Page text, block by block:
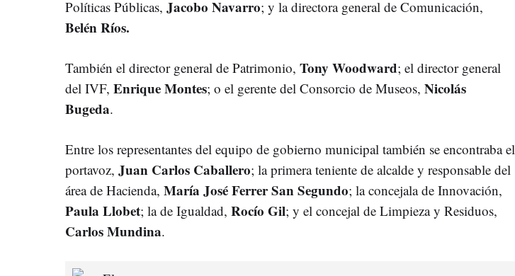
Políticas Públicas, Jacobo Navarro; y la directora general de Comunicación,
Belén Ríos.
También el director general de Patrimonio, Tony Woodward; el director general
del IVF, Enrique Montes; o el gerente del Consorcio de Museos, Nicolás
Bugeda.
Entre los representantes del equipo de gobierno municipal también se encontraba el
portavoz, Juan Carlos Caballero; la primera teniente de alcalde y responsable del
área de Hacienda, María José Ferrer San Segundo; la concejala de Innovación,
Paula Llobet; la de Igualdad, Rocío Gil; y el concejal de Limpieza y Residuos,
Carlos Mundina.